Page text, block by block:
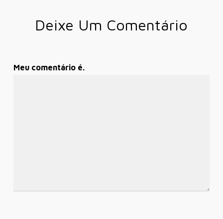
Deixe Um Comentário
Meu comentário é.